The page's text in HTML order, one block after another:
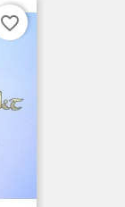
favorite_border